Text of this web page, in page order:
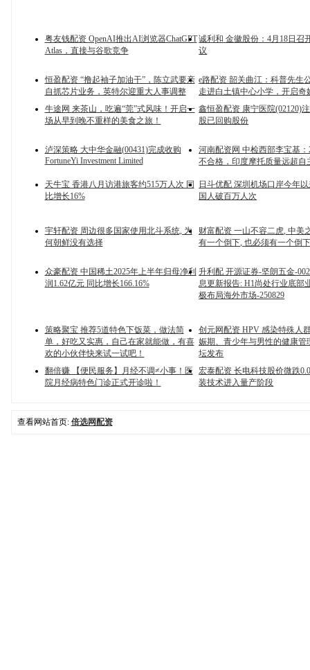
粤友钱配资 OpenAI推出AI浏览器ChatGPT
Atlas，直接与谷歌竞争
诚利和 金徽股份：4月18日召
议
恒盈配资 “撸起袖子加油干”，陈立武要亲
自抓芯片业务，英特尔迎重大人事调整
e路配资 韶关曲江：科普先生
走进白土镇中心小学，开启奇
牛途网 来茶山，吃遍“莞”式风味！开启一
场从早到晚不重样的美食之旅！
鑫恒盈配资 康宁医院(02120)
股已回购股份
泸深策略 大中华金融(00431)完成收购
FortuneYi Investment Limited
河南配资网 中检西部李宝基
不合格，印度摩托质量远超自
天牛宝 香港八月访港旅客约515万人次 同
比增长16%
日斗优配 深圳机场口岸今年
国人破百万人次
宇轩配资 周边很多国家使用北斗系统, 为
何朝鲜没有选择
财富配资 一山不容二虎, 中美
有一个倒下, 也必须有一个倒
众豪配资 中国稀土2025年上半年归母净利
润1.62亿元 同比增长166.16%
升利配 开源证券-坚朗五金-
息更新报告: H1尚处行业底部
极布局海外市场-250829
策略聚宝 推荐5道特色下饭菜，做法简
单，好吃又实惠，自己在家就能做，有喜
欢的小伙伴快来试一试吧！
创元网配资 HPV 感染特殊人
娠期、青少年与男性的健康管
坛发布
翻倍赚 【便民服务】月经不调≠小事！医
院月经病特色门诊正式开诊啦！
宏泰配资 长电科技股价微跌
装技术进入量产阶段
查看网站首页: 倍选网配资